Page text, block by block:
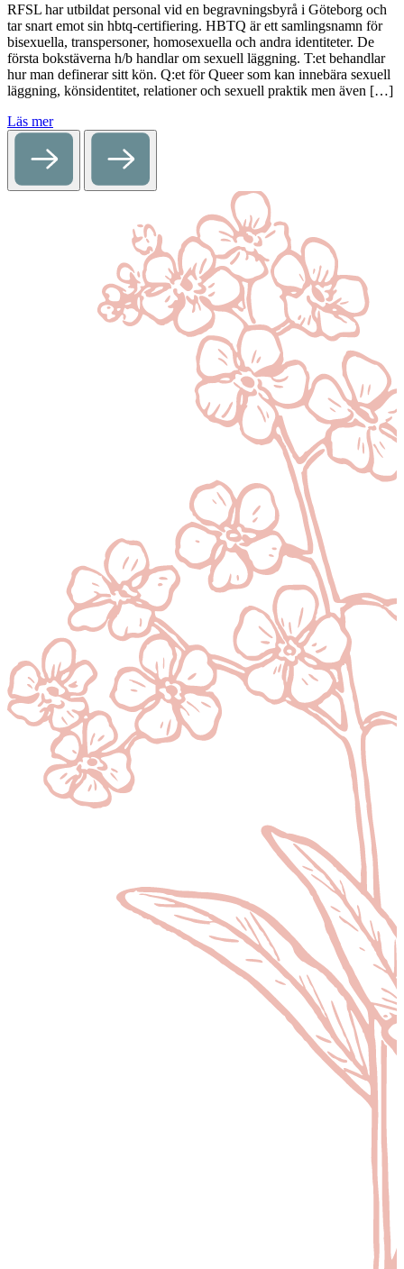
RFSL har utbildat personal vid en begravningsbyrå i Göteborg och
tar snart emot sin hbtq-certifiering. HBTQ är ett samlingsnamn för
bisexuella, transpersoner, homosexuella och andra identiteter. De
första bokstäverna h/b handlar om sexuell läggning. T:et behandlar
hur man definerar sitt kön. Q:et för Queer som kan innebära sexuell
läggning, könsidentitet, relationer och sexuell praktik men även […]
Läs mer